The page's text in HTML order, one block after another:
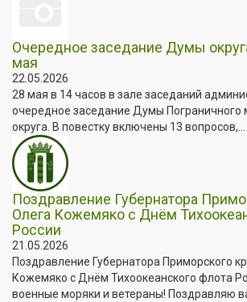
Очередное заседание Думы
мая
22.05.2026
28 мая в 14 часов в зале заседаний
очередное заседание Думы Пограничного
округа. В повестку включены 13 вопросов,...
Поздравление Губернатора
Олега Кожемяко с Днём
России
21.05.2026
Поздравление Губернатора Приморского
Кожемяко с Днём Тихоокеанского флота
военные моряки и ветераны! Поздравляю